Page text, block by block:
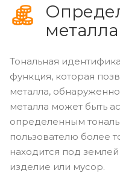
металла
Тональная
функция, которая
металла,
металла может быть
определенным
пользователю более
находится под
изделие или мусор.